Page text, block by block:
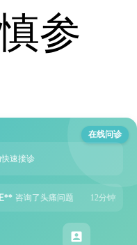
参
在线问诊
快速接诊
** 咨询了腹泻问题 15分钟前